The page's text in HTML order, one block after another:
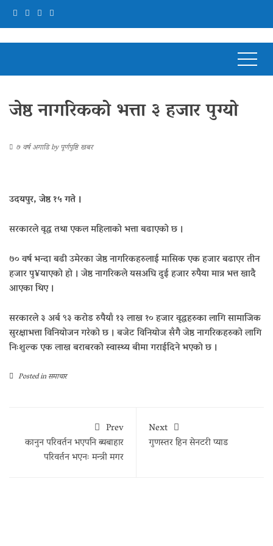
जेष्ठ नागरिकको भत्ता ३ हजार पुग्यो
७ वर्ष अगाडिbyपूर्णपुष्टि खबर
उदयपुर, जेष्ठ १५ गते ।
सरकारले वृद्ध तथा एकल महिलाको भत्ता बढाएको छ ।
७० वर्ष भन्दा बढी उमेरका जेष्ठ नागरिकहरुलाई मासिक एक हजार बढाएर तीन
हजार पु¥याएको हो । जेष्ठ नागरिकले यसअघि दुई हजार रुपैया मात्र भत्त खादै
आएका थिए ।
सरकारले ३ अर्ब ९३ करोड रुपैयाँ १३ लाख १० हजार वृद्धहरुका लागि सामाजिक
सुरक्षाभत्ता विनियोजन गरेको छ । बजेट विनियोज सँगै जेष्ठ नागरिकहरुको लागि
निःशुल्क एक लाख बराबरको स्वास्थ्य बीमा गराईदिने भएको छ ।
Posted inसमाचार
Prev
कानुन परिवर्तन भएपनि ब्यबाहार
परिवर्तन भएनः मन्त्री मगर
Next
गुणस्तर हिन सेनटरी प्याड